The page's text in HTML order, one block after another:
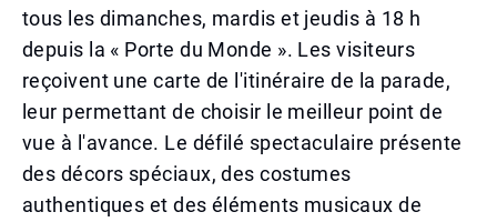
tous les dimanches, mardis et jeudis à 18 h
depuis la « Porte du Monde ». Les visiteurs
reçoivent une carte de l'itinéraire de la parade,
leur permettant de choisir le meilleur point de
vue à l'avance. Le défilé spectaculaire présente
des décors spéciaux, des costumes
authentiques et des éléments musicaux de